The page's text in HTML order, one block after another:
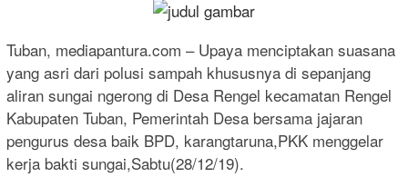
Tuban, mediapantura.com – Upaya menciptakan suasana
yang asri dari polusi sampah khususnya di sepanjang
aliran sungai ngerong di Desa Rengel kecamatan Rengel
Kabupaten Tuban, Pemerintah Desa bersama jajaran
pengurus desa baik BPD, karangtaruna,PKK menggelar
kerja bakti sungai,Sabtu(28/12/19).